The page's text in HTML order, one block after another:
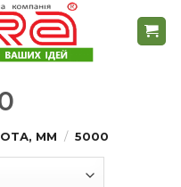
ММ / 5000